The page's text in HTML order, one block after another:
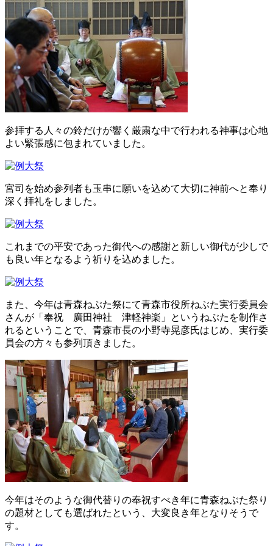
参拝する人々の鈴だけが響く厳粛な中で行われる神事は心地
よい緊張感に包まれていました。
宮司を始め参列者も玉串に願いを込めて大切に神前へと奉り
深く拝礼をしました。
これまでの平安であった御代への感謝と新しい御代が少しで
も良い年となるよう祈りを込めました。
また、今年は青森ねぶた祭にて青森市役所ねぶた実行委員会
さんが「奉祝 廣田神社 津軽神楽」というねぶたを制作さ
れるということで、青森市長の小野寺晃彦氏はじめ、実行委
員会の方々も参列頂きました。
今年はそのような御代替りの奉祝すべき年に青森ねぶた祭り
の題材としても選ばれたという、大変良き年となりそうで
す。